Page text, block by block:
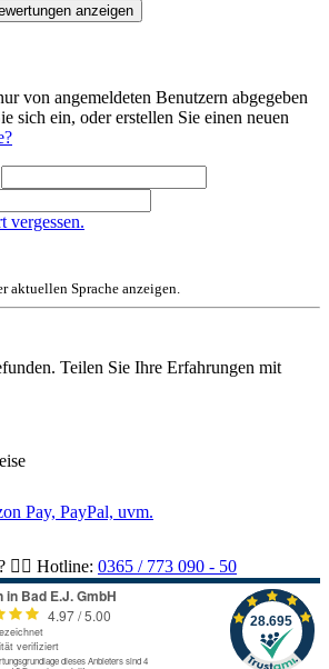
anzeigen
von angemeldeten Benutzern abgegeben
sich ein, oder erstellen Sie einen neuen
vergessen.
aktuellen Sprache anzeigen.
Teilen Sie Ihre Erfahrungen mit
Pay, PayPal, uvm.
Hotline: 0365 / 773 090 - 50